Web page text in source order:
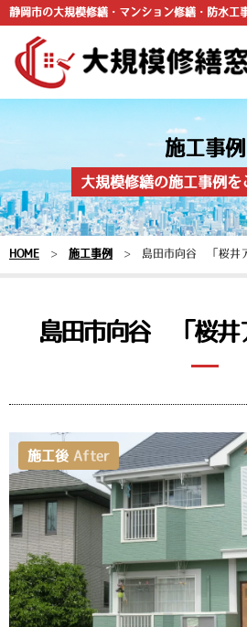
静岡市の大規模修繕・マンション修繕・防水工
施工事例
大規模修繕の施工事例を
HOME > 施工事例 > 島田市向谷 「桜井
島田市向谷 「桜井
施工後 After